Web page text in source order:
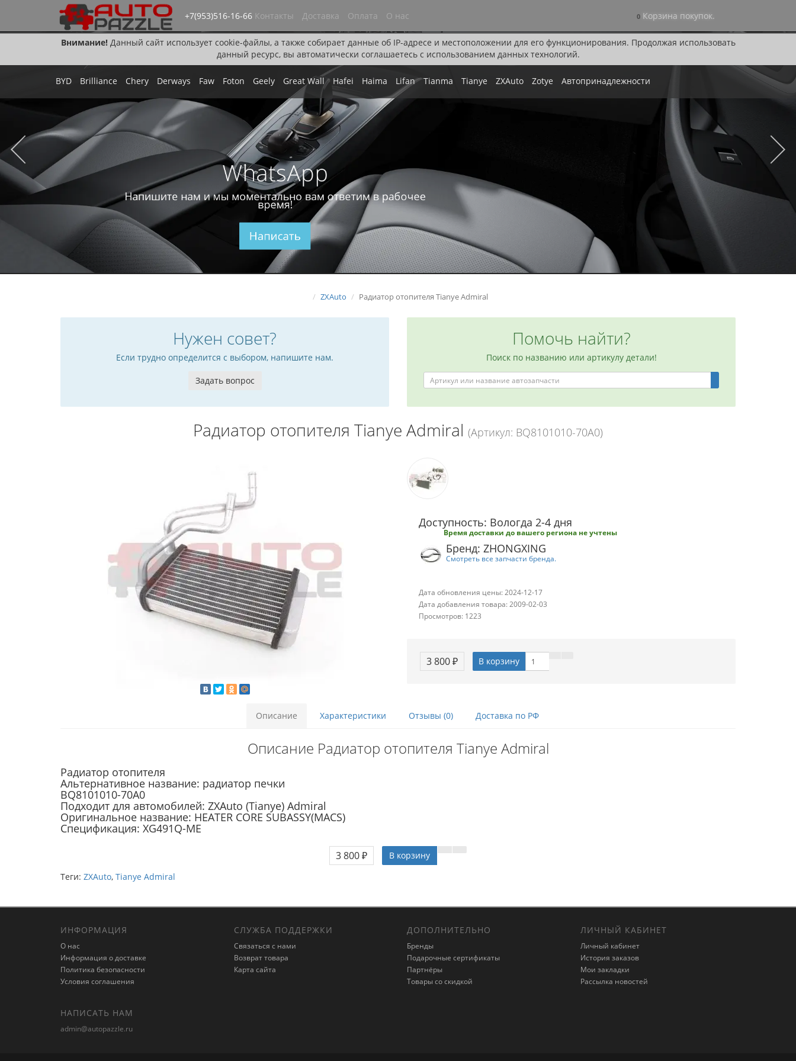
Внимание!Данный сайт использует cookie-файлы, а также собирает данные об IP-адресе и местоположении для его функционирования. Продолжая использовать
данный ресурс, вы автоматически соглашаетесь с использованием данных технологий.
+7(953)516-16-66 Контакты Доставка Оплата О нас 0 Корзина покупок.
BYD Brilliance Chery Derways Faw Foton Geely Great Wall Hafei Haima Lifan Tianma Tianye ZXAuto Zotye Автопринадлежности
WhatsApp
Напишите нам и мы моментально вам ответим в рабочее
время!
Написать
ZXAuto Радиатор отопителя Tianye Admiral
Нужен совет?
Если трудно определится с выбором, напишите нам.
Задать вопрос
Помочь найти?
Поиск по названию или артикулу детали!
Радиатор отопителя Tianye Admiral (Артикул: BQ8101010-70A0)
Доступность: Вологда 2-4 дня
Время доставки до вашего региона не учтены
Бренд: ZHONGXING
Смотреть все запчасти бренда.
Дата обновления цены: 2024-12-17
Дата добавления товара: 2009-02-03
Просмотров: 1223
3 800 ₽ В корзину
Описание Характеристики Отзывы (0) Доставка по РФ
Описание Радиатор отопителя Tianye Admiral
Радиатор отопителя
Альтернативное название: радиатор печки
BQ8101010-70A0
Подходит для автомобилей: ZXAuto (Tianye) Admiral
Оригинальное название: HEATER CORE SUBASSY(MACS)
Спецификация: XG491Q-ME
3 800 ₽
В корзину
Теги: ZXAuto, Tianye Admiral
ИНФОРМАЦИЯ
О нас
Информация о доставке
Политика безопасности
Условия соглашения
СЛУЖБА ПОДДЕРЖКИ
Связаться с нами
Возврат товара
Карта сайта
ДОПОЛНИТЕЛЬНО
Бренды
Подарочные сертификаты
Партнёры
Товары со скидкой
ЛИЧНЫЙ КАБИНЕТ
Личный кабинет
История заказов
Мои закладки
Рассылка новостей
НАПИСАТЬ НАМ
admin@autopazzle.ru